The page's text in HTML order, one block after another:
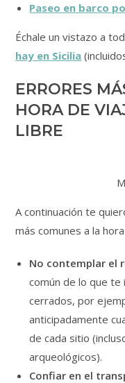
Paseo en barco
Échale un vistazo a
hay en Sicilia
ERRORES
HORA DE
LIBRE
A continuación te
más comunes a la
No contemplar el
común de lo que te
cerrados, por
anticipadamente
de cada sitio
arqueológicos).
Confiar en el